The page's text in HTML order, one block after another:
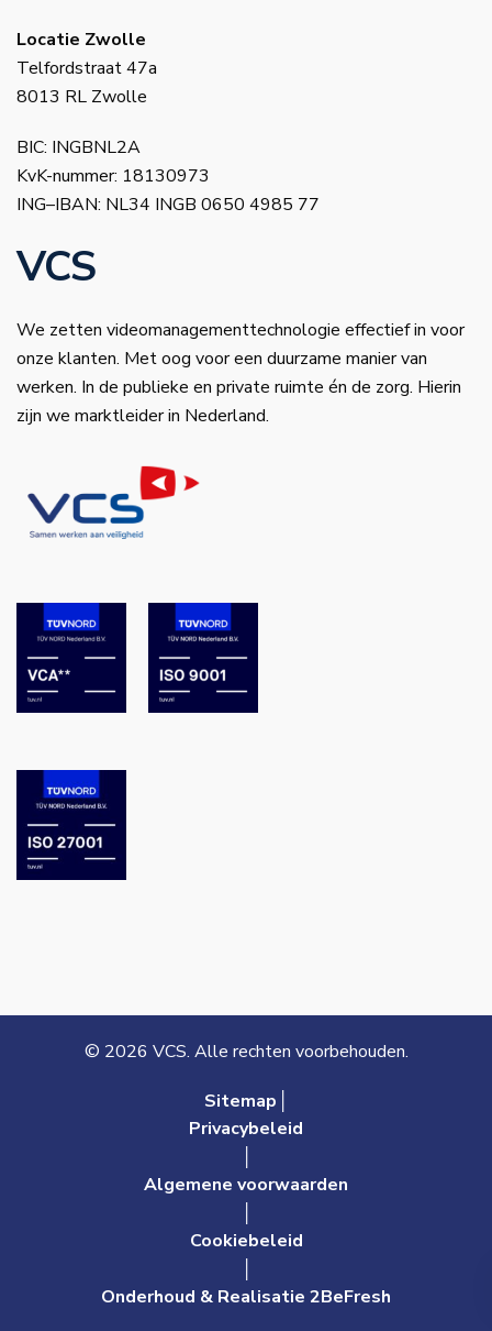
Locatie Zwolle
Telfordstraat 47a
8013 RL Zwolle
BIC: INGBNL2A
KvK-nummer: 18130973
ING–IBAN: NL34 INGB 0650 4985 77
VCS
We zetten videomanagementtechnologie effectief in voor
onze klanten. Met oog voor een duurzame manier van
werken. In de publieke en private ruimte én de zorg. Hierin
zijn we marktleider in Nederland.
© 2026 VCS. Alle rechten voorbehouden.
Sitemap│
Privacybeleid
Algemene voorwaarden
Cookiebeleid
Onderhoud & Realisatie 2BeFresh